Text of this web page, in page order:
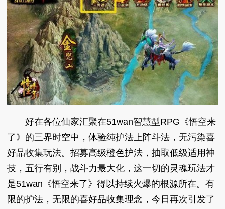
好在各位仙家汇聚在51wan智慧型RPG《悟空来
了》的三界时空中，体验纯护法上阵斗法，无污染喜
好品收集玩法。招募高级橙色护法，抽取低级适用神
技，五行有别，战斗力最大化，这一切的灵魂玩法才
是51wan《悟空来了》得以持续火爆的根源所在。有
限的护法，无限的喜好品收集理念，今日再次引发了